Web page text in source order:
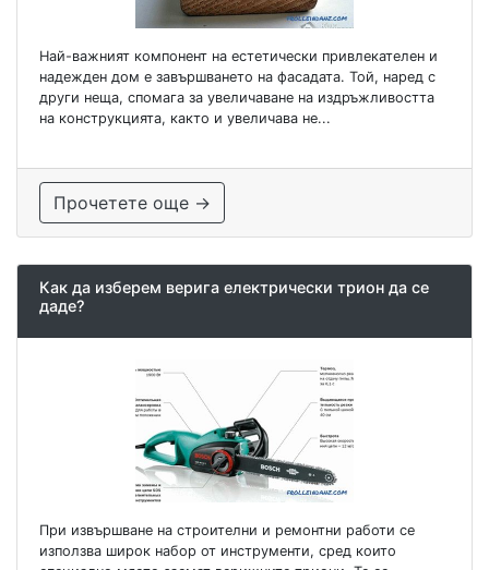
Най-важният компонент на естетически привлекателен и
надежден дом е завършването на фасадата. Той, наред с
други неща, спомага за увеличаване на издръжливостта
на конструкцията, както и увеличава не...
Прочетете още →
Как да изберем верига електрически трион да се
даде?
При извършване на строителни и ремонтни работи се
използва широк набор от инструменти, сред които